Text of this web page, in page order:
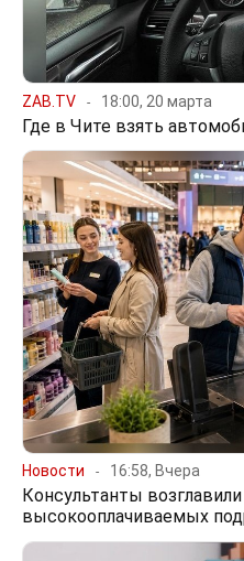
ZAB.TV 18:00, 20 марта
Где в Чите взять
Новости 16:58, Вчера
Консультанты
высокооплачиваемых